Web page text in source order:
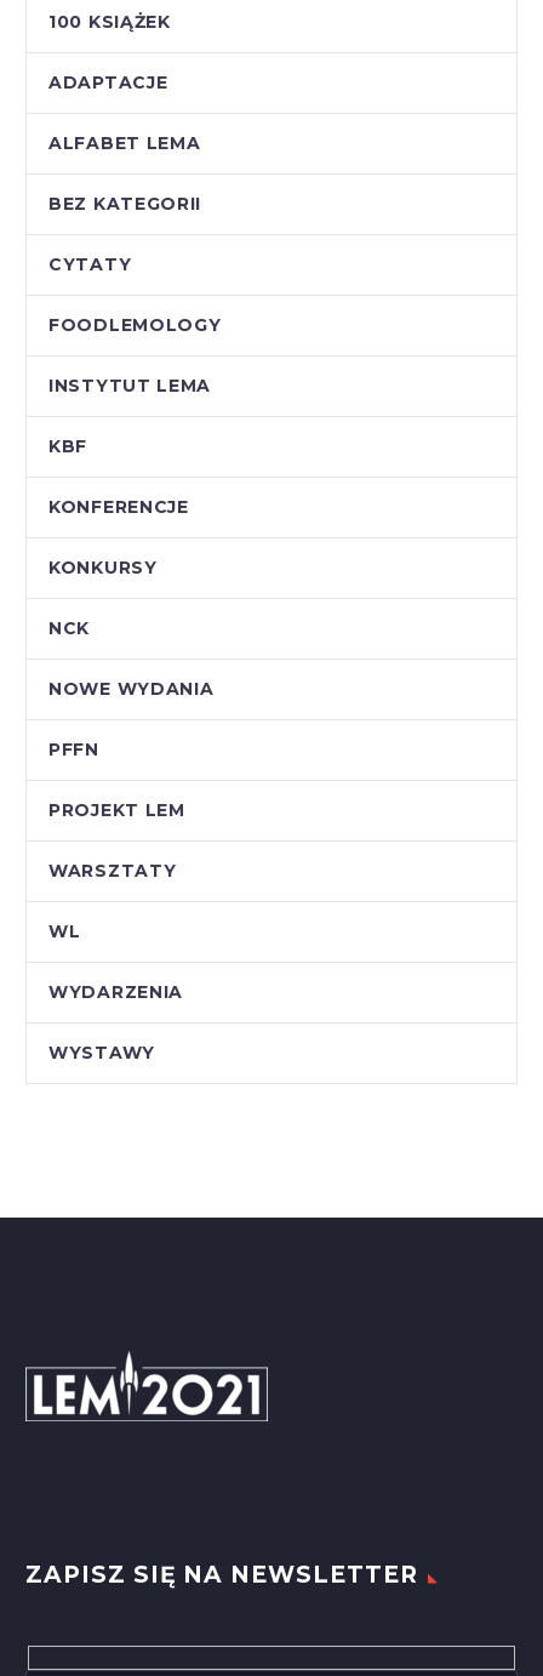
100 KSIĄŻEK
ADAPTACJE
ALFABET LEMA
BEZ KATEGORII
CYTATY
FOODLEMOLOGY
INSTYTUT LEMA
KBF
KONFERENCJE
KONKURSY
NCK
NOWE WYDANIA
PFFN
PROJEKT LEM
WARSZTATY
WL
WYDARZENIA
WYSTAWY
ZAPISZ SIĘ NA NEWSLETTER